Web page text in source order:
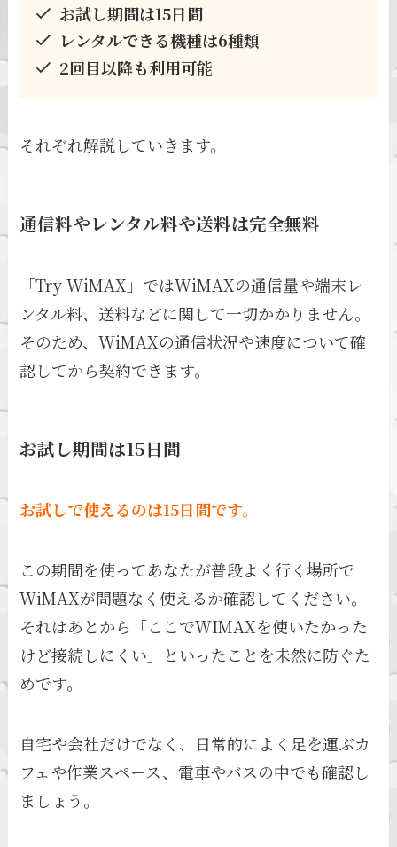
お試し期間は15日間
レンタルできる機種は6種類
2回目以降も利用可能
それぞれ解説していきます。
通信料やレンタル料や送料は完全無料
「Try WiMAX」ではWiMAXの通信量や端末レ
ンタル料、送料などに関して一切かかりません。
そのため、WiMAXの通信状況や速度について確
認してから契約できます。
お試し期間は15日間
お試しで使えるのは15日間です。
この期間を使ってあなたが普段よく行く場所で
WiMAXが問題なく使えるか確認してください。
それはあとから「ここでWIMAXを使いたかった
けど接続しにくい」といったことを未然に防ぐた
めです。
自宅や会社だけでなく、日常的によく足を運ぶカ
フェや作業スペース、電車やバスの中でも確認し
ましょう。